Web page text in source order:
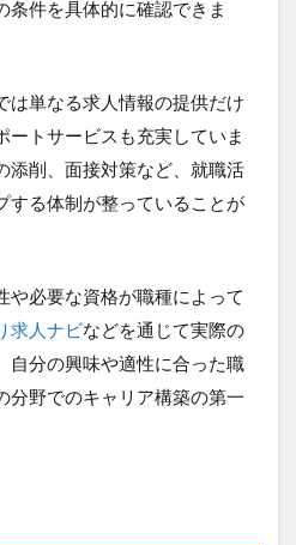
条件を具体的に確認できま
は単なる求人情報の提供だけ
ートサービスも充実していま
添削、面接対策など、就職活
する体制が整っていることが
や必要な資格が職種によって
求人ナビなどを通じて実際の
自分の興味や適性に合った職
分野でのキャリア構築の第一